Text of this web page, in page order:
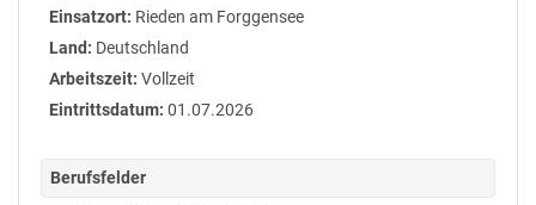
Einsatzort: Rieden am Forggensee
Land: Deutschland
Arbeitszeit: Vollzeit
Eintrittsdatum: 01.07.2026
Berufsfelder